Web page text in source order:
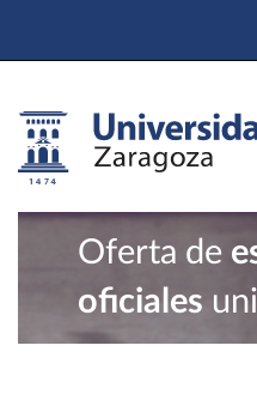
Oferta de
oficiales